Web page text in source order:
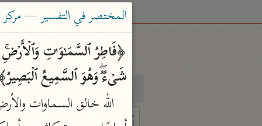
بحث تفسير
المختصر في التفسير — مركز
شَیۡءࣱۖ وَهُوَ ٱلسَّمِیعُ